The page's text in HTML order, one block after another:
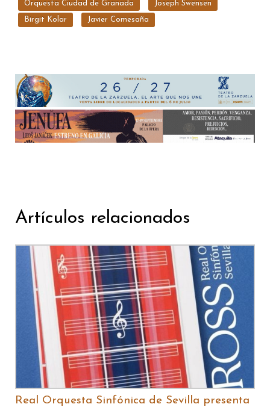
Orquesta Ciudad de Granada Joseph Swensen
Birgit Kolar Javier Comesaña
Artículos relacionados
Real Orquesta Sinfónica de Sevilla presenta